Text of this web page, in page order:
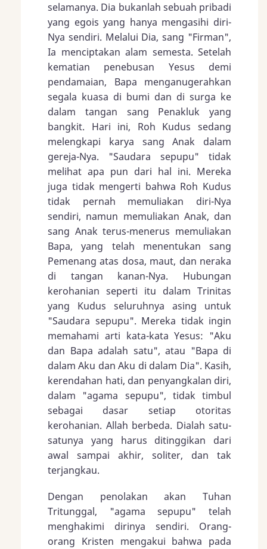
selamanya. Dia bukanlah sebuah pribadi
yang egois yang hanya mengasihi diri-
Nya sendiri. Melalui Dia, sang "Firman",
Ia menciptakan alam semesta. Setelah
kematian penebusan Yesus demi
pendamaian, Bapa menganugerahkan
segala kuasa di bumi dan di surga ke
dalam tangan sang Penakluk yang
bangkit. Hari ini, Roh Kudus sedang
melengkapi karya sang Anak dalam
gereja-Nya. "Saudara sepupu" tidak
melihat apa pun dari hal ini. Mereka
juga tidak mengerti bahwa Roh Kudus
tidak pernah memuliakan diri-Nya
sendiri, namun memuliakan Anak, dan
sang Anak terus-menerus memuliakan
Bapa, yang telah menentukan sang
Pemenang atas dosa, maut, dan neraka
di tangan kanan-Nya. Hubungan
kerohanian seperti itu dalam Trinitas
yang Kudus seluruhnya asing untuk
"Saudara sepupu". Mereka tidak ingin
memahami arti kata-kata Yesus: "Aku
dan Bapa adalah satu", atau "Bapa di
dalam Aku dan Aku di dalam Dia". Kasih,
kerendahan hati, dan penyangkalan diri,
dalam "agama sepupu", tidak timbul
sebagai dasar setiap otoritas
kerohanian. Allah berbeda. Dialah satu-
satunya yang harus ditinggikan dari
awal sampai akhir, soliter, dan tak
terjangkau.
Dengan penolakan akan Tuhan
Tritunggal, "agama sepupu" telah
menghakimi dirinya sendiri. Orang-
orang Kristen mengakui bahwa pada